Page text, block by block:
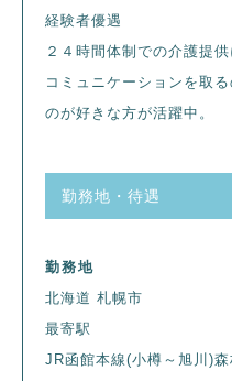
経験者優遇
２４時間体制での介護提供
コミュニケーションを取
のが好きな方が活躍中。
勤務地・待遇
勤務地
北海道 札幌市
最寄駅
JR函館本線(小樽～旭川)森